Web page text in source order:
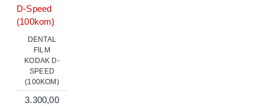
DENTAL
FILM
KODAK D-
SPEED
(100KOM)
3.300,00